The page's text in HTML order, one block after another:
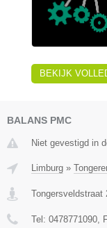
BEKIJK
BALANS PMC
Niet gevestigd in
Limburg »
Tongersveldstraat
Tel: 0478771090 ,